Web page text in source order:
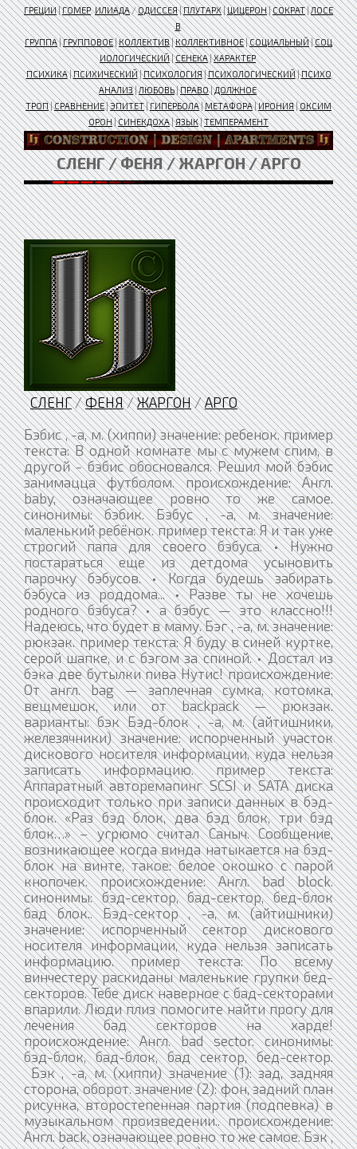
ГРЕЦИИ|ГОМЕР.ИЛИАДА/ОДИССЕЯ|ПЛУТАРХ|ЦИЦЕРОН|СОКРАТ|ЛОСЕ
В
ГРУППА|ГРУППОВОЕ|КОЛЛЕКТИВ|КОЛЛЕКТИВНОЕ|СОЦИАЛЬНЫЙ|СОЦ
ИОЛОГИЧЕСКИЙ|СЕНЕКА|ХАРАКТЕР
ПСИХИКА|ПСИХИЧЕСКИЙ|ПСИХОЛОГИЯ|ПСИХОЛОГИЧЕСКИЙ|ПСИХО
АНАЛИЗ|ЛЮБОВЬ|ПРАВО|ДОЛЖНОЕ
ТРОП|СРАВНЕНИЕ|ЭПИТЕТ|ГИПЕРБОЛА|МЕТАФОРА|ИРОНИЯ|ОКСИМ
ОРОН|СИНЕКДОХА|ЯЗЫК|ТЕМПЕРАМЕНТ
СЛЕНГ / ФЕНЯ / ЖАРГОН / АРГО
СЛЕНГ/ФЕНЯ/ЖАРГОН/АРГО
Бэбис , -а, м. (хиппи) значение: ребенок. пример
текста: В одной комнате мы с мужем спим, в
другой - бэбис обосновался. Решил мой бэбис
занимацца футболом. происхождение: Англ.
baby, означающее ровно то же самое.
синонимы: бэбик. Бэбус , -а, м. значение:
маленький ребёнок. пример текста: Я и так уже
строгий папа для своего бэбуса. • Нужно
постараться еще из детдома усыновить
парочку бэбусов. • Когда будешь забирать
бэбуса из роддома... • Разве ты не хочешь
родного бэбуса? • а бэбус — это классно!!!
Надеюсь, что будет в маму. Бэг , -а, м. значение:
рюкзак. пример текста: Я буду в синей куртке,
серой шапке, и с бэгом за спиной. • Достал из
бэка две бутылки пива Нутис! происхождение:
От англ. bag — заплечная сумка, котомка,
вещмешок, или от backpack — рюкзак.
варианты: бэк Бэд-блок , -а, м. (айтишники,
железячники) значение: испорченный участок
дискового носителя информации, куда нельзя
записать информацию. пример текста:
Аппаратный авторемапинг SCSI и SATA диска
происходит только при записи данных в бэд-
блок. «Раз бэд блок, два бэд блок, три бэд
блок…» – угрюмо считал Саныч. Сообщение,
возникающее когда винда натыкается на бэд-
блок на винте, такое: белое окошко с парой
кнопочек. происхождение: Англ. bad block.
синонимы: бэд-сектор, бад-сектор, бед-блок
бад блок.. Бэд-сектор , -а, м. (айтишники)
значение: испорченный сектор дискового
носителя информации, куда нельзя записать
информацию. пример текста: По всему
винчестеру раскиданы маленькие групки бед-
секторов. Тебе диск наверное с бад-секторами
впарили. Люди плиз помогите найти прогу для
лечения бад секторов на харде!
происхождение: Англ. bad sector. синонимы:
бэд-блок, бад-блок, бад сектор, бед-сектор.
Бэк , -а, м. (хиппи) значение (1): зад, задняя
сторона, оборот. значение (2): фон, задний план
рисунка, второстепенная партия (подпевка) в
музыкальном произведении.. происхождение:
Англ. back, означающее ровно то же самое. Бэк ,